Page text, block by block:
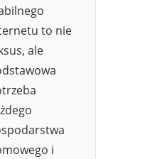
to nie
ale
i